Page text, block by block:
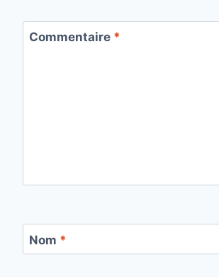
Commentaire *
Nom *